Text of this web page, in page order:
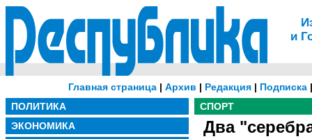
и
Главная страница | Архив | Редакция | Подписка
ПОЛИТИКА
ЭКОНОМИКА
СПОРТ
Два